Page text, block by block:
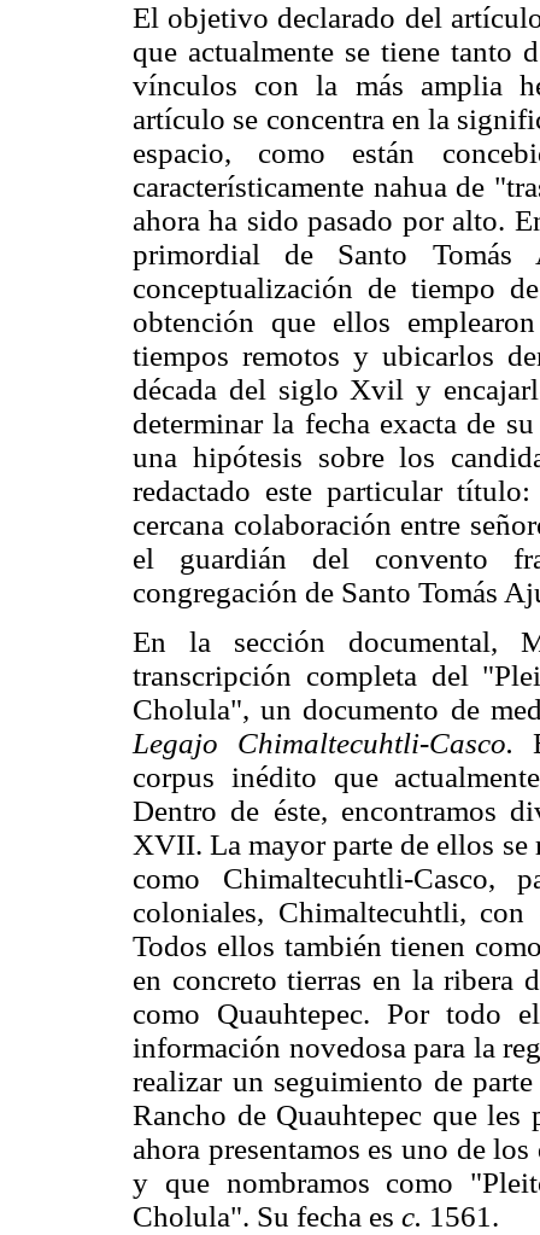
El objetivo declarado del
que actualmente se tiene tanto
vínculos con la más amplia
artículo se concentra en la
espacio, como están
característicamente nahua de
ahora ha sido pasado por alto.
primordial de Santo Tomás
conceptualización de tiempo
obtención que ellos
tiempos remotos y ubicarlos
década del siglo Xvil y
determinar la fecha exacta de
una hipótesis sobre los
redactado este particular
cercana colaboración entre
el guardián del convento
congregación de Santo Tomás
En la sección documental,
transcripción completa del
Cholula", un documento de
Legajo Chimaltecuhtli-Casco.
corpus inédito que
Dentro de éste, encontramos
XVII. La mayor parte de ellos
como Chimaltecuhtli-
coloniales, Chimaltecuhtli, con
Todos ellos también tienen
en concreto tierras en la ribera
como Quauhtepec. Por todo
información novedosa para la
realizar un seguimiento de
Rancho de Quauhtepec que les
ahora presentamos es uno de
y que nombramos como
Cholula". Su fecha es c. 1561.